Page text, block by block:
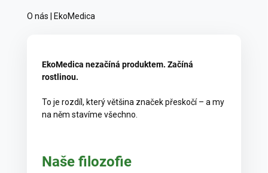
O nás | EkoMedica
EkoMedica nezačíná produktem. Začíná
rostlinou.
To je rozdíl, který většina značek přeskočí – a my
na něm stavíme všechno.
Naše filozofie